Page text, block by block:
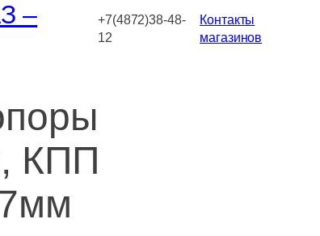
–
+7(4872)38-48-
12
Контакты
магазинов
КПП